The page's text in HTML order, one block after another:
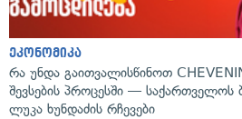
ეკონომიკა
რა უნდა გაითვალისწინოთ
შევსების პროცესში — საქართველოს
ლუკა ხუნდაძის რჩევები